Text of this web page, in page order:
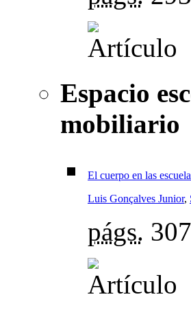
Espacio
mobiliario
El cuerpo en las
Luis Gonçalves Junior,
págs.